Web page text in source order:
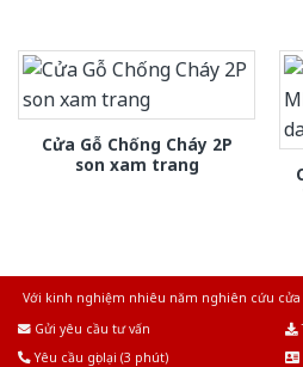
Cửa Gỗ Chống Cháy 2P
son xam trang
Với kinh nghiệm nhiêu năm nghiên cứu
Gửi yêu cầu tư vấn
Yêu cầu gọi lại (3 phút)